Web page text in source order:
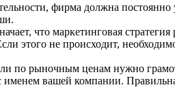
фирма должна
что маркетинговая
этого не происходит,
по рыночным ценам нужно
вашей компании.